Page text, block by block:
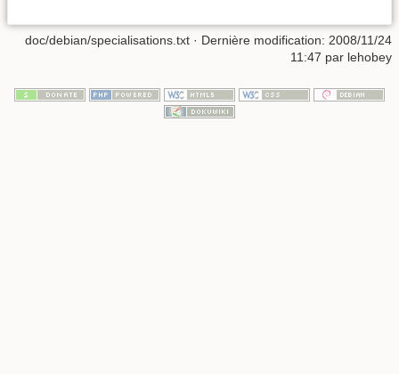
doc/debian/specialisations.txt · Dernière modification: 2008/11/24
11:47 par lehobey